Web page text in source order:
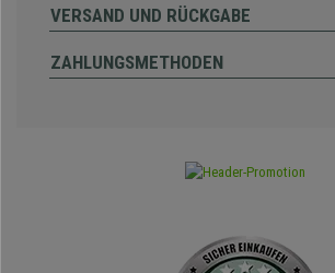
VERSAND UND RÜCKGABE
ZAHLUNGSMETHODEN